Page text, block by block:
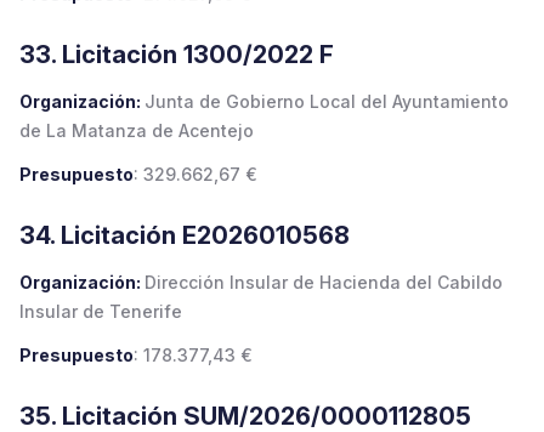
33. Licitación 1300/2022 F
Organización: Junta de Gobierno Local del Ayuntamiento
de La Matanza de Acentejo
Presupuesto: 329.662,67 €
34. Licitación E2026010568
Organización: Dirección Insular de Hacienda del Cabildo
Insular de Tenerife
Presupuesto: 178.377,43 €
35. Licitación SUM/2026/0000112805